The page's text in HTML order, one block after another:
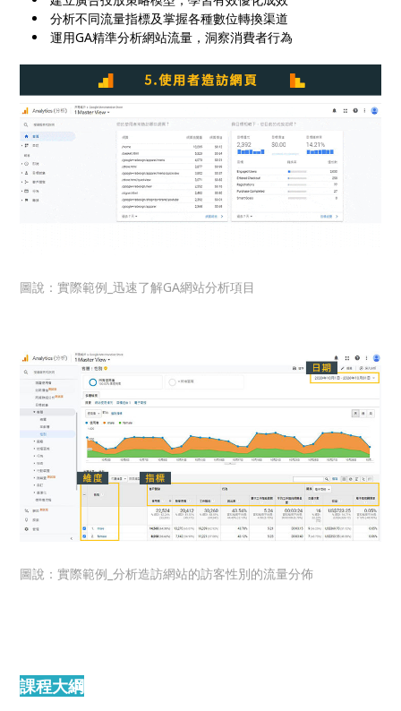
分析不同流量指標及掌握各種數位轉換渠道
運用GA精準分析網站流量，洞察消費者行為
圖說：實際範例_迅速了解GA網站分析項目
圖說：實際範例_分析造訪網站的訪客性別的流量分佈
課程大綱